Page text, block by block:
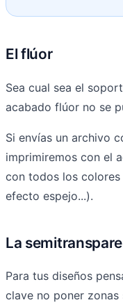
El flúor
Sea cual sea el
acabado flúor no se
Si envías un archivo
imprimiremos con el
con todos los
efecto espejo...).
La
Para tus diseños
clave no poner